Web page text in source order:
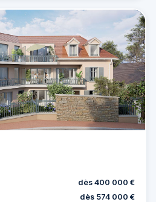
dès 400 000 €
dès 574 000 €